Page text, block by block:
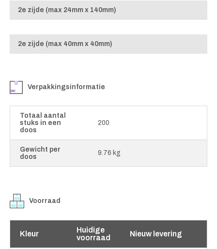
2e zijde (max 24mm x 140mm)
2e zijde (max 40mm x 40mm)
Verpakkingsinformatie
Totaal aantal
stuks in een
doos
200
Gewicht per
doos
9.76 kg
Voorraad
Kleur
Huidige
voorraad
Nieuw levering